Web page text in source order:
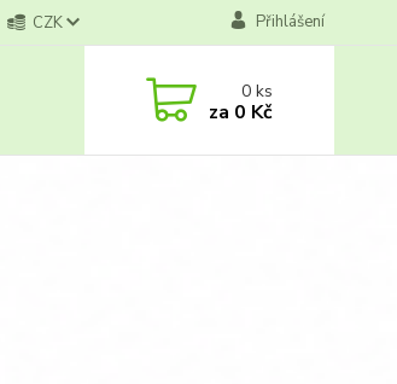
CZK Přihlášení
0ks
za 0 Kč